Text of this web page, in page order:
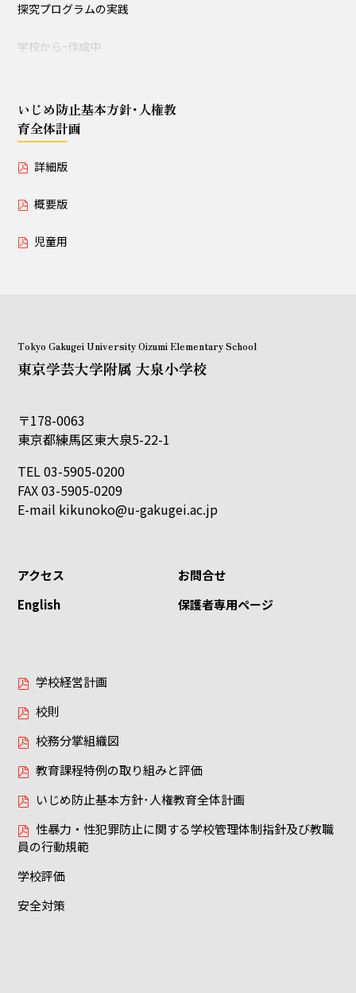
いじめ防止基本方針･人権教育全体計画
探究プログラムの実践
学校からｰ作成中
いじめ防止基本方針･人権教
育全体計画
詳細版
概要版
児童用
Tokyo Gakugei University Oizumi Elementary School
東京学芸大学附属 大泉小学校
〒178-0063
東京都練馬区東大泉5-22-1
TEL 03-5905-0200
FAX 03-5905-0209
E-mail kikunoko@u-gakugei.ac.jp
アクセス
お問合せ
English
保護者専用ページ
学校経営計画
校則
校務分掌組織図
教育課程特例の取り組みと評価
いじめ防止基本方針･人権教育全体計画
性暴力・性犯罪防止に関する学校管理体制指針及び教職
員の行動規範
学校評価
安全対策